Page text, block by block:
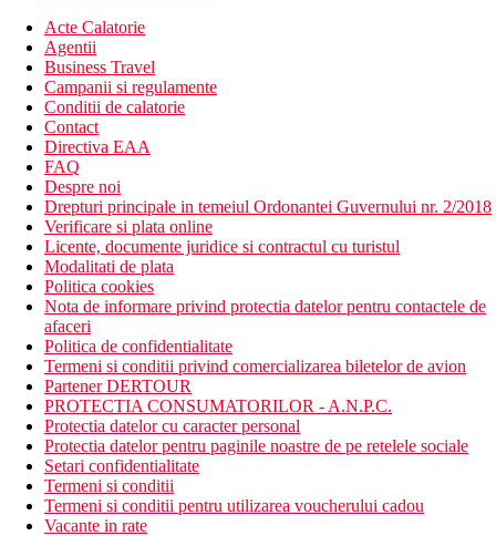
Acte Calatorie
Agentii
Business Travel
Campanii si regulamente
Conditii de calatorie
Contact
Directiva EAA
FAQ
Despre noi
Drepturi principale in temeiul Ordonantei Guvernului nr. 2/2018
Verificare si plata online
Licente, documente juridice si contractul cu turistul
Modalitati de plata
Politica cookies
Nota de informare privind protectia datelor pentru contactele de
afaceri
Politica de confidentialitate
Termeni si conditii privind comercializarea biletelor de avion
Partener DERTOUR
PROTECTIA CONSUMATORILOR - A.N.P.C.
Protectia datelor cu caracter personal
Protectia datelor pentru paginile noastre de pe retelele sociale
Setari confidentialitate
Termeni si conditii
Termeni si conditii pentru utilizarea voucherului cadou
Vacante in rate